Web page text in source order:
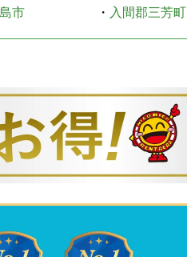
市
・ 入間郡三芳町